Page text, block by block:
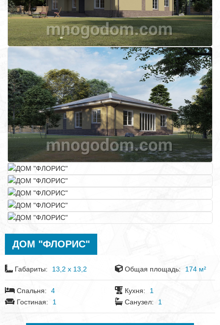
ДОМ "ФЛОРИС"
Габариты: 13,2 x 13,2 Общая площадь: 174 м²
Спальня:
4
Гостиная:
1
Кухня:
1
Санузел:
1